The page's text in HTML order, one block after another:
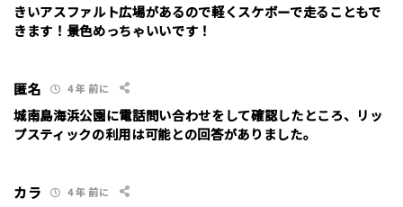
男性
女性
10代
20代
お名前 （非公開/任意）
きいアスファルト広場があるので軽くスケボーで走ることもで
きます！景色めっちゃいいです！
匿名 4 年 前に
城南島海浜公園に電話問い合わせをして確認したところ、リッ
プスティックの利用は可能との回答がありました。
カラ 4 年 前に